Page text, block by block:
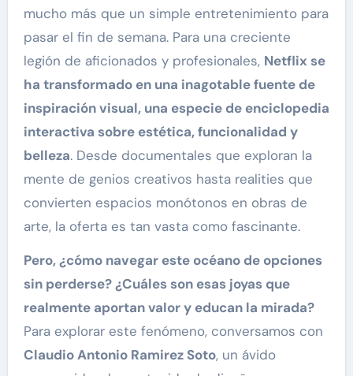
mucho más que un simple entretenimiento para
pasar el fin de semana. Para una creciente
legión de aficionados y profesionales, Netflix se
ha transformado en una inagotable fuente de
inspiración visual, una especie de enciclopedia
interactiva sobre estética, funcionalidad y
belleza. Desde documentales que exploran la
mente de genios creativos hasta realities que
convierten espacios monótonos en obras de
arte, la oferta es tan vasta como fascinante.
Pero, ¿cómo navegar este océano de opciones
sin perderse? ¿Cuáles son esas joyas que
realmente aportan valor y educan la mirada?
Para explorar este fenómeno, conversamos con
Claudio Antonio Ramirez Soto, un ávido